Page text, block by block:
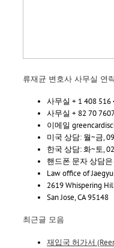
류재균 변호사 사무실 연
사무실 + 1 408 516
사무실 + 82 70
이메일
미국 상담: 월~금,
한국 상담: 화~토,
핸드폰 문자 상담
Law office of
2619 Whispering
San Jose, CA 95148
최근글 모음
재입국 허가서